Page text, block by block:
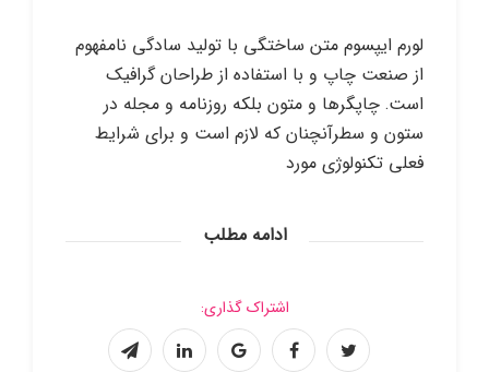
لورم ایپسوم متن ساختگی با تولید سادگی نامفهوم
از صنعت چاپ و با استفاده از طراحان گرافیک
است. چاپگرها و متون بلکه روزنامه و مجله در
ستون و سطرآنچنان که لازم است و برای شرایط
فعلی تکنولوژی مورد
ادامه مطلب
اشتراک گذاری: